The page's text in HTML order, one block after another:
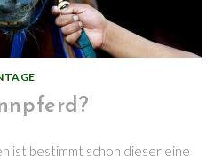
ist bestimmt schon dieser eine